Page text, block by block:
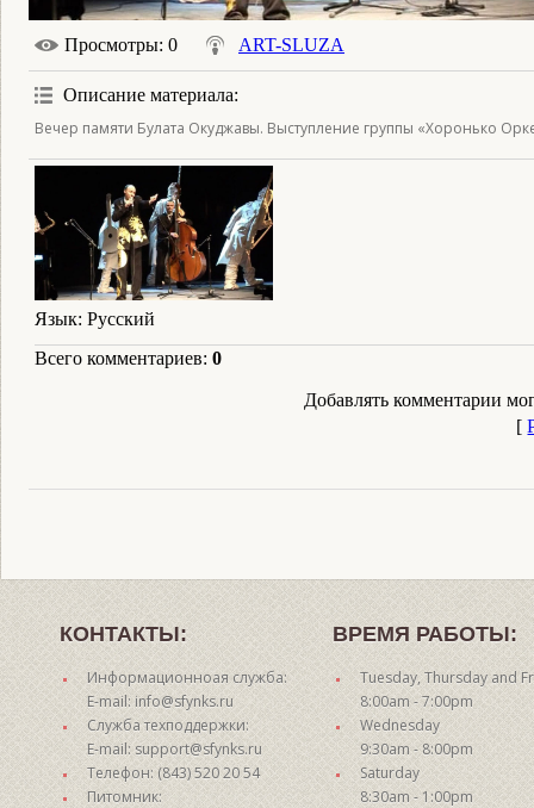
Просмотры: 0 ART-SLUZA
Описание материала:
Вечер памяти Булата Окуджавы. Выступление группы «Хоронько
Язык: Русский
Всего комментариев: 0
Добавлять комментарии
[
КОНТАКТЫ:
Информационноая служба:
E-mail: info@sfynks.ru
Служба техподдержки:
E-mail: support@sfynks.ru
Телефон: (843) 520 20 54
Питомник:
ВРЕМЯ РАБОТЫ:
Tuesday, Thursday and
8:00am - 7:00pm
Wednesday
9:30am - 8:00pm
Saturday
8:30am - 1:00pm